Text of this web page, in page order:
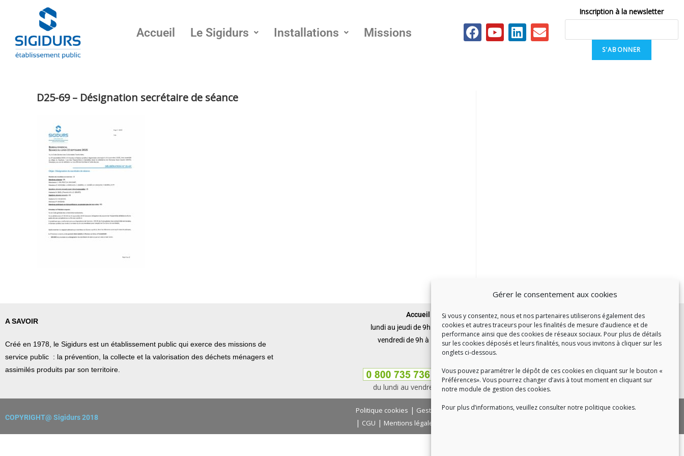
Gérer le consentement aux cookies
Si vous y consentez, nous et nos partenaires utiliserons également des
cookies et autres traceurs pour les finalités de mesure d’audience et de
performance ainsi que des cookies de réseaux sociaux. Pour plus de détails
sur les cookies déposés et leurs finalités, nous vous invitons à cliquer sur les
onglets ci-dessous.
Vous pouvez paramétrer le dépôt de ces cookies en cliquant sur le bouton «
Préférences». Vous pourrez changer d’avis à tout moment en cliquant sur
notre module de gestion des cookies.
Pour plus d’informations, veuillez consulter notre politique cookies.
Accueil Le Sigidurs Installations Missions
Inscription à la newsletter
S'ABONNER
D25-69 – Désignation secrétaire de séance
A SAVOIR
Créé en 1978, le Sigidurs est un établissement public qui exerce des missions de
service public : la prévention, la collecte et la valorisation des déchets ménagers et
assimilés produits par son territoire.
Accueil du public :
lundi au jeudi de 9h à 12h et de 14h à 17h
vendredi de 9h à 12h et de 14h à 16h
du lundi au vendredi, de 8h30 à 18h30
COPYRIGHT@ Sigidurs 2018
Politique cookies | Gestion des cookies|Politique de confidentialité
| CGU | Mentions légales